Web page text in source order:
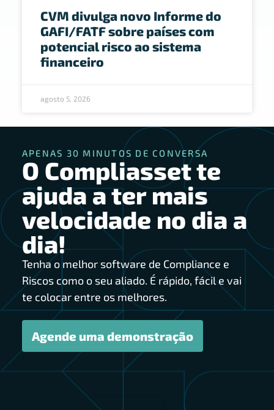
CVM divulga novo Informe do
GAFI/FATF sobre países com
potencial risco ao sistema
financeiro
agosto 5, 2026
APENAS 30 MINUTOS DE CONVERSA
O Compliasset te
ajuda a ter mais
velocidade no dia a
dia!
Tenha o melhor software de Compliance e
Riscos como o seu aliado. É rápido, fácil e vai
te colocar entre os melhores.
Agende uma demonstração